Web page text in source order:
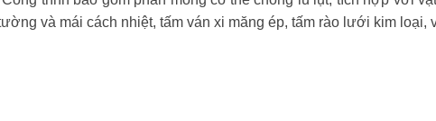
và mái cách nhiệt, tấm ván xi măng ép, tấm rào lưới kim loại,